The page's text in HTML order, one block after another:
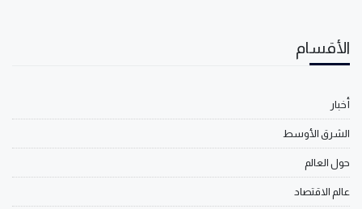
الأقسام
أخبار
الشرق الأوسط
حول العالم
عالم الاقتصاد